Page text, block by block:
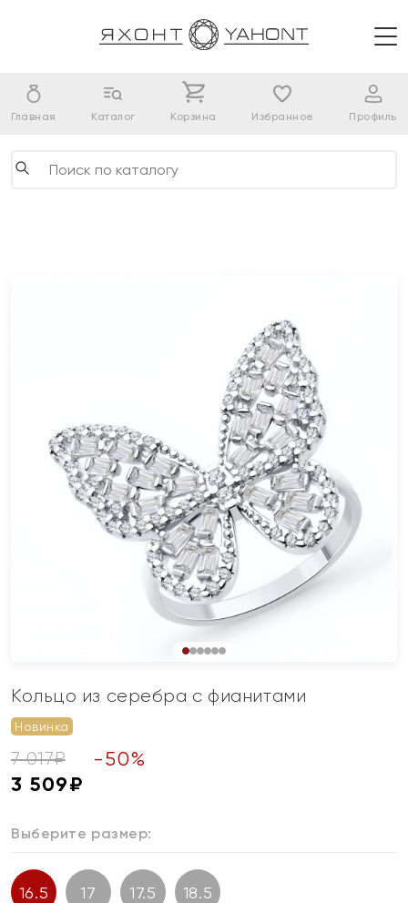
Главная Каталог Корзина Избранное Профиль
Кольцо из серебра с фианитами
Новинка
7 017₽ -50%
3 509₽
Выберите размер:
16.5 17 17.5 18.5